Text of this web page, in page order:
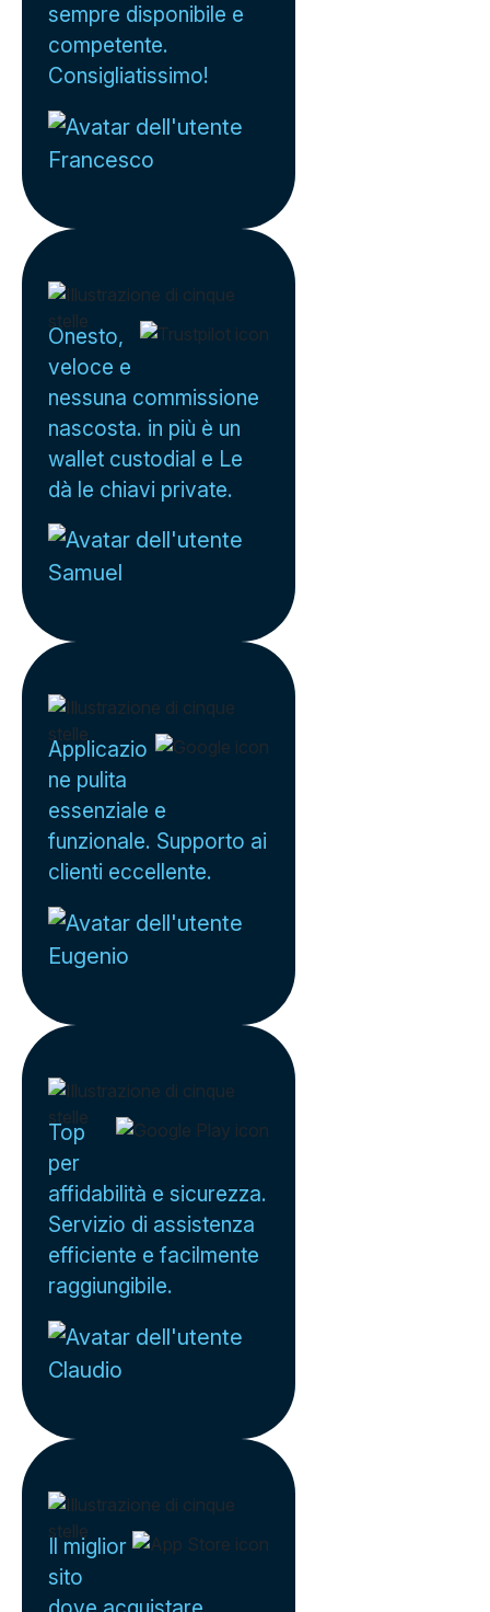
sempre disponibile e
competente.
Consigliatissimo!
Francesco
Onesto,
veloce e
nessuna commissione
nascosta. in più è un
wallet custodial e Le
dà le chiavi private.
Samuel
Applicazio
ne pulita
essenziale e
funzionale. Supporto ai
clienti eccellente.
Eugenio
Top
per
affidabilità e sicurezza.
Servizio di assistenza
efficiente e facilmente
raggiungibile.
Claudio
Il miglior
sito